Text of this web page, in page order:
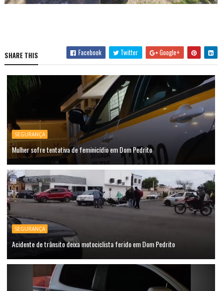
SHARE THIS Facebook Twitter Google+
SEGURANÇA
Mulher sofre tentativa de feminicídio em Dom Pedrito
SEGURANÇA
Acidente de trânsito deixa motociclista ferido em Dom Pedrito